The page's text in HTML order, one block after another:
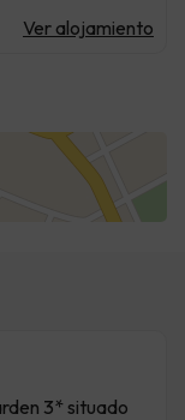
Ver alojamiento
3* situado